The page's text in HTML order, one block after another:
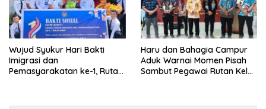
Wujud Syukur Hari Bakti
Imigrasi dan
Pemasyarakatan ke-1, Rutan
Haru dan Bahagia Campur
Aduk Warnai Momen Pisah
Sambut Pegawai Rutan Kelas